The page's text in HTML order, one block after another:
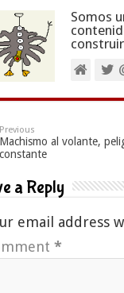
Somos
Previous
Machismo al volante,
constante
a Reply
email address
*